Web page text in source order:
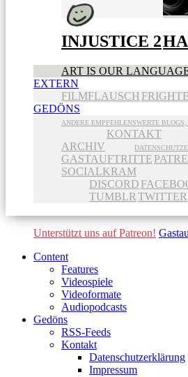
INJUSTICE 2
ART IS OUR
EXTERN
FILMFLAUSCH
GEDÖNS
ANDERE EMPFEHLENSWERTE
ARCHIV
KONTAKT
GASTAUFTRITTE
SOCIALKRAM
DISCORD
TUMBLR TWITTER
Unterstützt uns auf Patreon!
Content
Features
Videospiele
Videoformate
Audiopodcasts
Gedöns
RSS-Feeds
Kontakt
Datenschutzerklärung
Impressum